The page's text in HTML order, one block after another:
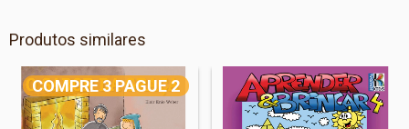
Produtos similares
COMPRE 3 PAGUE 2